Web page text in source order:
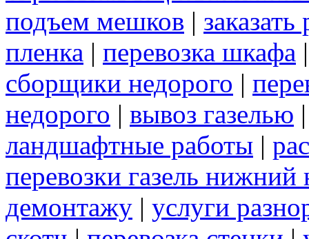
подъем мешков |
пленка | перевозка шкафа
сборщики недорого |
недорого | вывоз газелью
ландшафтные работы |
перевозки газель нижний
демонтажу | услуги